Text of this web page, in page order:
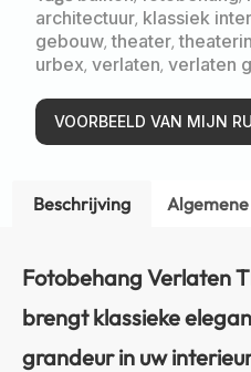
architectuur, klassiek
gebouw,theater,
urbex, verlaten, verlaten
VOORBEELD VAN MIJN
Beschrijving
Fotobehang Verlaten
brengt klassieke
grandeur in uw